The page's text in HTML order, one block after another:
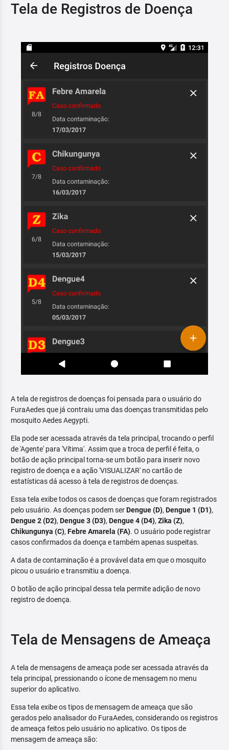
Tela de Registros de Doença
A tela de registros de doenças foi pensada para o usuário do
FuraAedes que já contraiu uma das doenças transmitidas pelo
mosquito Aedes Aegypti.
Ela pode ser acessada através da tela principal, trocando o perfil
de 'Agente' para 'Vítima'. Assim que a troca de perfil é feita, o
botão de ação principal torna-se um botão para inserir novo
registro de doença e a ação 'VISUALIZAR' no cartão de
estatísticas dá acesso à tela de registros de doenças.
Essa tela exibe todos os casos de doenças que foram registrados
pelo usuário. As doenças podem serDengue (D), Dengue 1 (D1),
Dengue 2 (D2), Dengue 3 (D3), Dengue 4 (D4), Zika (Z),
Chikungunya (C), Febre Amarela (FA). O usuário pode registrar
casos confirmados da doença e também apenas suspeitas.
A data de contaminação é a provável data em que o mosquito
picou o usuário e transmitiu a doença.
O botão de ação principal dessa tela permite adição de novo
registro de doença.
Tela de Mensagens de Ameaça
A tela de mensagens de ameaça pode ser acessada através da
tela principal, pressionando o ícone de mensagem no menu
superior do aplicativo.
Essa tela exibe os tipos de mensagem de ameaça que são
gerados pelo analisador do FuraAedes, considerando os registros
de ameaça feitos pelo usuário no aplicativo. Os tipos de
mensagem de ameaça são: